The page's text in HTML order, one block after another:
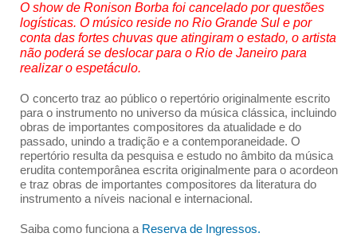
O show de Ronison Borba foi cancelado por questões
logísticas. O músico reside no Rio Grande Sul e por
conta das fortes chuvas que atingiram o estado, o artista
não poderá se deslocar para o Rio de Janeiro para
realizar o espetáculo.
O concerto traz ao público o repertório originalmente escrito
para o instrumento no universo da música clássica, incluindo
obras de importantes compositores da atualidade e do
passado, unindo a tradição e a contemporaneidade. O
repertório resulta da pesquisa e estudo no âmbito da música
erudita contemporânea escrita originalmente para o acordeon
e traz obras de importantes compositores da literatura do
instrumento a níveis nacional e internacional.
Saiba como funciona a Reserva de Ingressos.